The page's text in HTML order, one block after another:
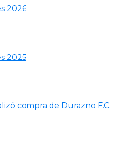
2026
2025
compra de Durazno F.C.